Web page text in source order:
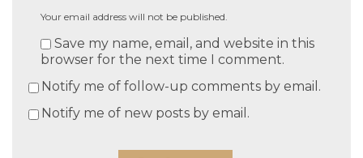
Your email address will not be published.
Save my name, email, and website in this
browser for the next time I comment.
Notify me of follow-up comments by email.
Notify me of new posts by email.